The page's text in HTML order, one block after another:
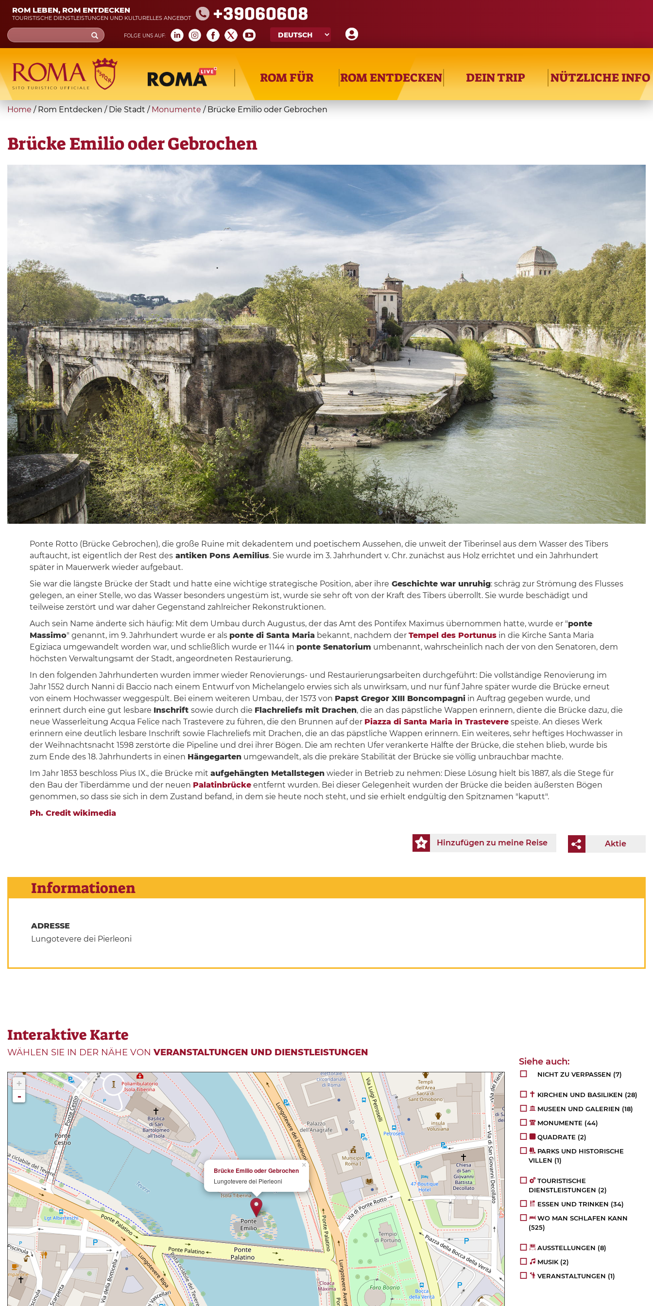
Skip
main
content
ROM LEBEN, ROM ENTDECKEN
TOURISTISCHE DIENSTLEISTUNGEN UND KULTURELLES ANGEBOT +39060608
FOLGE UNS AUF:
Search
form
Suche
ROM FÜR ROM ENTDECKEN DEIN TRIP NÜTZLICHE INFO
You
here
Home / Rom Entdecken / Die Stadt / Monumente / Brücke Emilio oder Gebrochen
Brücke Emilio oder Gebrochen
Ponte Rotto (Brücke Gebrochen), die große Ruine mit dekadentem und poetischem Aussehen, die unweit der Tiberinsel aus dem Wasser des Tibers
auftaucht, ist eigentlich der Rest desantiken Pons Aemilius. Sie wurde im 3. Jahrhundert v. Chr. zunächst aus Holz errichtet und ein Jahrhundert
später in Mauerwerk wieder aufgebaut.
Sie war die längste Brücke der Stadt und hatte eine wichtige strategische Position, aber ihre Geschichte war unruhig: schräg zur Strömung des Flusses
gelegen, an einer Stelle, wo das Wasser besonders ungestüm ist, wurde sie sehr oft von der Kraft des Tibers überrollt. Sie wurde beschädigt und
teilweise zerstört und war daher Gegenstand zahlreicher Rekonstruktionen.
Auch sein Name änderte sich häufig: Mit dem Umbau durch Augustus, der das Amt des Pontifex Maximus übernommen hatte, wurde er "ponte
Massimo" genannt, im 9. Jahrhundert wurde er als ponte di Santa Maria bekannt, nachdem der Tempel des Portunusin die Kirche Santa Maria
Egiziaca umgewandelt worden war, und schließlich wurde er 1144 in ponte Senatorium umbenannt, wahrscheinlich nach der von den Senatoren, dem
höchsten Verwaltungsamt der Stadt, angeordneten Restaurierung.
In den folgenden Jahrhunderten wurden immer wieder Renovierungs- und Restaurierungsarbeiten durchgeführt: Die vollständige Renovierung im
Jahr 1552 durch Nanni di Baccio nach einem Entwurf von Michelangelo erwies sich als unwirksam, und nur fünf Jahre später wurde die Brücke erneut
von einem Hochwasser weggespült. Bei einem weiteren Umbau, der 1573 von Papst Gregor XIII Boncompagniin Auftrag gegeben wurde, und
erinnert durch eine gut lesbare Inschrift sowie durch die Flachreliefs mit Drachen, die an das päpstliche Wappen erinnern, diente die Brücke dazu, die
neue Wasserleitung Acqua Felice nach Trastevere zu führen, die den Brunnen auf der Piazza di Santa Maria in Trasteverespeiste. An dieses Werk
erinnern eine deutlich lesbare Inschrift sowie Flachreliefs mit Drachen, die an das päpstliche Wappen erinnern. Ein weiteres, sehr heftiges Hochwasser in
der Weihnachtsnacht 1598 zerstörte die Pipeline und drei ihrer Bögen. Die am rechten Ufer verankerte Hälfte der Brücke, die stehen blieb, wurde bis
zum Ende des 18. Jahrhunderts in einen Hängegartenumgewandelt, als die prekäre Stabilität der Brücke sie völlig unbrauchbar machte.
Im Jahr 1853 beschloss Pius IX., die Brücke mit aufgehängten Metallstegenwieder in Betrieb zu nehmen: Diese Lösung hielt bis 1887, als die Stege für
den Bau der Tiberdämme und der neuen Palatinbrückeentfernt wurden. Bei dieser Gelegenheit wurden der Brücke die beiden äußersten Bögen
genommen, so dass sie sich in dem Zustand befand, in dem sie heute noch steht, und sie erhielt endgültig den Spitznamen "kaputt".
Ph. Credit wikimedia
Aktie
Hinzufügen zu meine Reise
Informationen
ADRESSE
Lungotevere dei Pierleoni
Interaktive Karte
WÄHLEN SIE IN DER NÄHE VON VERANSTALTUNGEN UND DIENSTLEISTUNGEN
×
Brücke Emilio oder Gebrochen
Lungotevere dei Pierleoni
+
-
NICHT ZU VERPASSEN (7)
KIRCHEN UND BASILIKEN (28)
MUSEEN UND GALERIEN (18)
MONUMENTE (44)
QUADRATE (2)
PARKS UND HISTORISCHE
VILLEN (1)
TOURISTISCHE
DIENSTLEISTUNGEN (2)
ESSEN UND TRINKEN (34)
WO MAN SCHLAFEN KANN
(525)
AUSSTELLUNGEN (8)
MUSIK(2)
VERANSTALTUNGEN (1)